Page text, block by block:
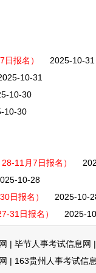
报名）
2025-10-31
10-31
10-30
10-30
11月7日报名）
10-28
日报名）
2025-10-
31日报名）
2025-
| 毕节人事考试信息网 |
| 163贵州人事考试信